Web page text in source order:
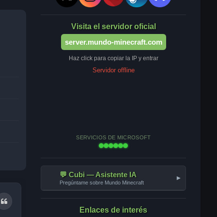
Citar
Visita el servidor oficial
server.mundo-minecraft.com
Haz click para copiar la IP y entrar
Servidor offline
SERVICIOS DE MICROSOFT
💬 Cubi — Asistente IA
Pregúntame sobre Mundo Minecraft
▾
Enlaces de interés